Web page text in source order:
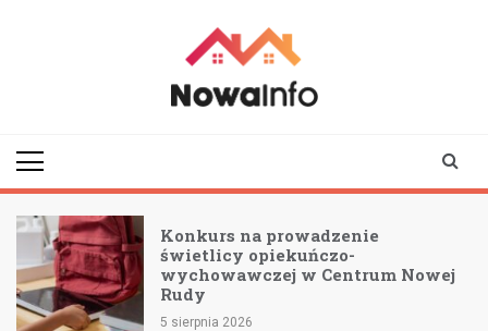
Konkurs na prowadzenie
świetlicy opiekuńczo-
wychowawczej w Centrum Nowej
Rudy
5 sierpnia 2026